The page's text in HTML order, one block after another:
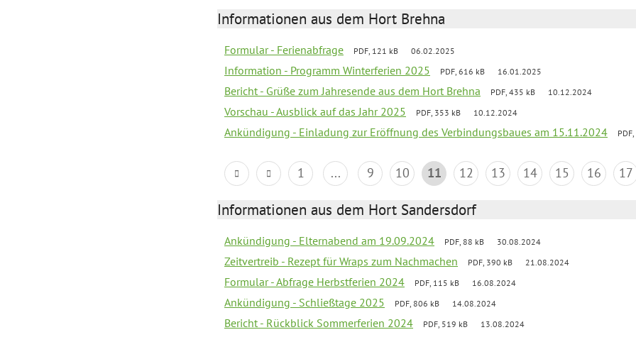
Informationen aus dem Hort Brehna
Formular - Ferienabfrage PDF, 121 kB 06.02.2025
Information - Programm Winterferien 2025 PDF, 616 kB 16.01.2025
Bericht - Grüße zum Jahresende aus dem Hort Brehna PDF, 435 kB 10.12.2024
Vorschau - Ausblick auf das Jahr 2025 PDF, 353 kB 10.12.2024
Ankündigung - Einladung zur Eröffnung des Verbindungsbaues am 15.11.2024
1 ... 9 10 11 12 13 14 15 16 17
Informationen aus dem Hort Sandersdorf
Ankündigung - Elternabend am 19.09.2024 PDF, 88 kB 30.08.2024
Zeitvertreib - Rezept für Wraps zum Nachmachen PDF, 390 kB 21.08.2024
Formular - Abfrage Herbstferien 2024 PDF, 115 kB 16.08.2024
Ankündigung - Schließtage 2025 PDF, 806 kB 14.08.2024
Bericht - Rückblick Sommerferien 2024 PDF, 519 kB 13.08.2024